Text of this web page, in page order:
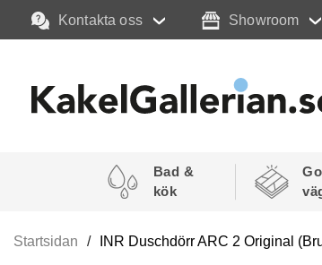
Kontakta oss Showroom
Bad &
kök
Startsidan INR Duschdörr ARC 2 Original